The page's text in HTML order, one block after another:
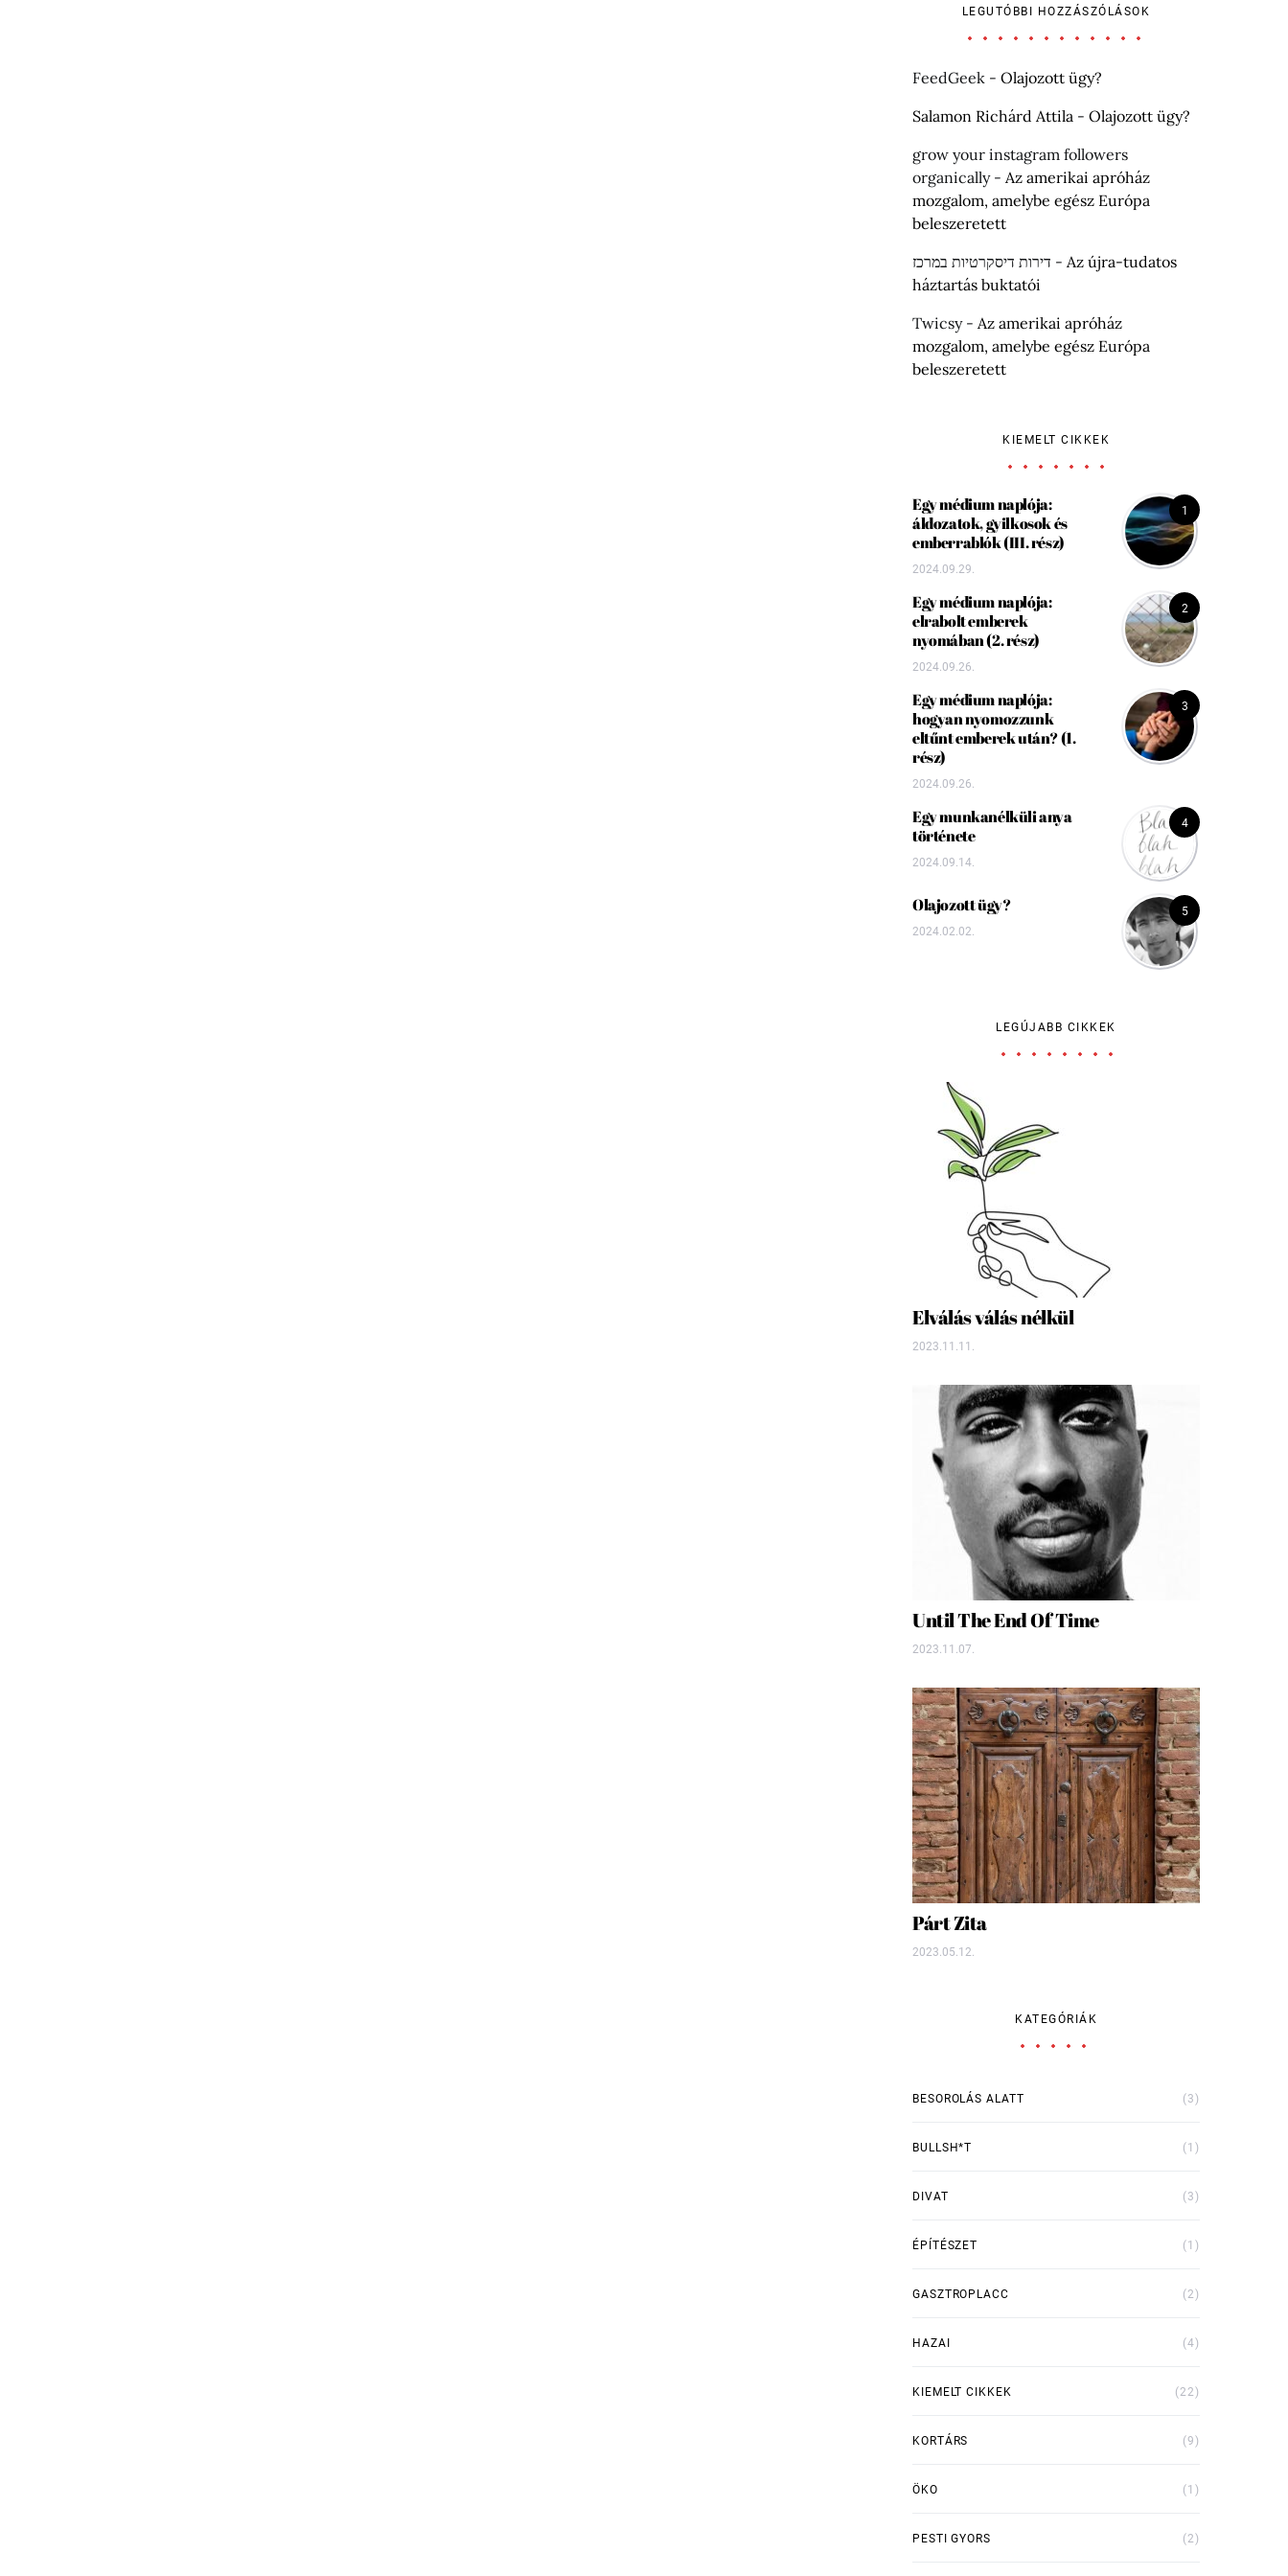
LEGUTÓBBI HOZZÁSZÓLÁSOK
FeedGeek - Olajozott ügy?
Salamon Richárd Attila - Olajozott ügy?
grow your instagram followers
organically- Az amerikai apróház
mozgalom, amelybe egész Európa
beleszeretett
דירות דיסקרטיות במרכז - Az újra-tudatos
háztartás buktatói
Twicsy- Az amerikai apróház
mozgalom, amelybe egész Európa
beleszeretett
KIEMELT CIKKEK
1
Egy médium naplója:
áldozatok, gyilkosok és
emberrablók (III. rész)
2024.09.29.
2
Egy médium naplója:
elrabolt emberek
nyomában (2. rész)
2024.09.26.
3
Egy médium naplója:
hogyan nyomozzunk
eltűnt emberek után? (1.
rész)
2024.09.26.
4
Egy munkanélküli anya
története
2024.09.14.
5
Olajozott ügy?
2024.02.02.
LEGÚJABB CIKKEK
Elválás válás nélkül
2023.11.11.
Until The End Of Time
2023.11.07.
Párt Zita
2023.05.12.
KATEGÓRIÁK
BESOROLÁS ALATT (3)
BULLSH*T (1)
DIVAT (3)
ÉPÍTÉSZET (1)
GASZTROPLACC (2)
HAZAI (4)
KIEMELT CIKKEK (22)
KORTÁRS (9)
ÖKO (1)
PESTI GYORS (2)